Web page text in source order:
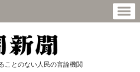
ことのない人民の言論機関